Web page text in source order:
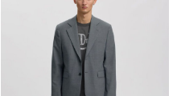
mehrere
Varianten
auf.
Optionen